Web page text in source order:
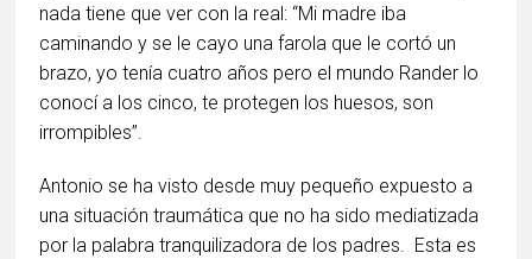
nada tiene que ver con la real: “Mi madre iba
caminando y se le cayo una farola que le cortó un
brazo, yo tenía cuatro años pero el mundo Rander lo
conocí a los cinco, te protegen los huesos, son
irrompibles”.
Antonio se ha visto desde muy pequeño expuesto a
una situación traumática que no ha sido mediatizada
por la palabra tranquilizadora de los padres. Esta es